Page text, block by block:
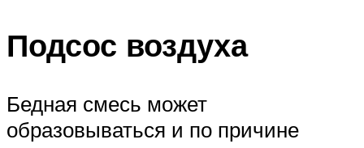
Подсос воздуха
Бедная смесь может
образовываться и по причине